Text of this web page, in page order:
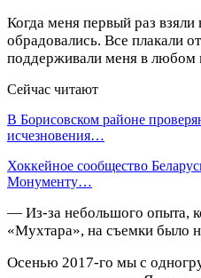
Когда меня первый раз
обрадовались. Все плакали
поддерживали меня в любом
Сейчас читают
В Борисовском районе
исчезновения…
Хоккейное сообщество
Монументу…
— Из-за небольшого опыта,
«Мухтара», на съемки было
Осенью 2017-го мы с